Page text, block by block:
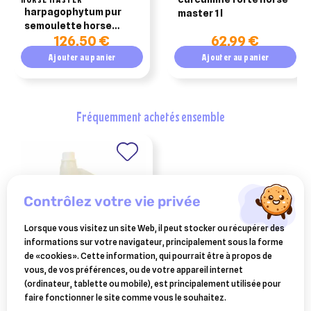
harpagophytum pur
semoulette horse
master seau de 5kg
126,50 €
Ajouter au panier
master 1 l
62,99 €
Ajouter au panier
fréquemment achetés ensemble
HORSE MASTER
hargophyt horse master 1l
19,39 €
contrôlez votre vie privée
Lorsque vous visitez un site Web, il peut stocker ou récupérer des
informations sur votre navigateur, principalement sous la forme
de «cookies». Cette information, qui pourrait être à propos de
vous, de vos préférences, ou de votre appareil internet
(ordinateur, tablette ou mobile), est principalement utilisée pour
faire fonctionner le site comme vous le souhaitez.